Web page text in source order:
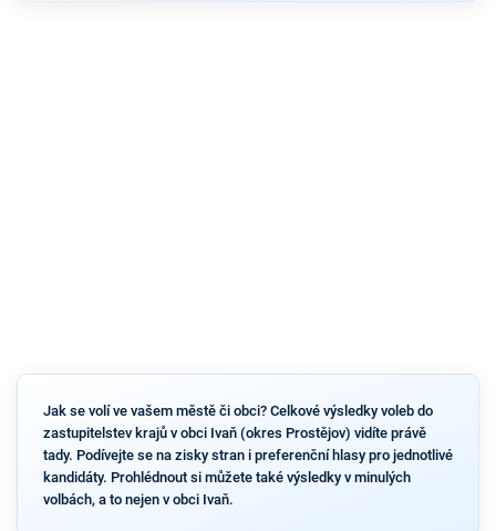
Jak se volí ve vašem městě či obci? Celkové výsledky voleb do
zastupitelstev krajů v obci Ivaň (okres Prostějov) vidíte právě
tady. Podívejte se na zisky stran i preferenční hlasy pro jednotlivé
kandidáty. Prohlédnout si můžete také výsledky v minulých
volbách, a to nejen v obci Ivaň.